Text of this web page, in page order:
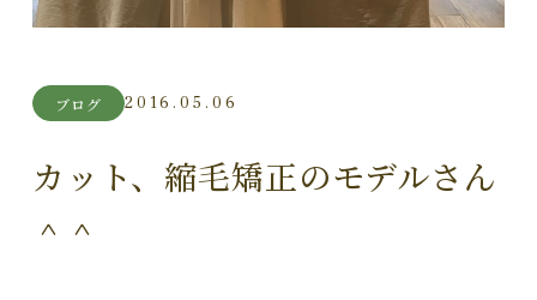
ブログ 2016.05.06
カット、縮毛矯正のモデルさん
＾＾